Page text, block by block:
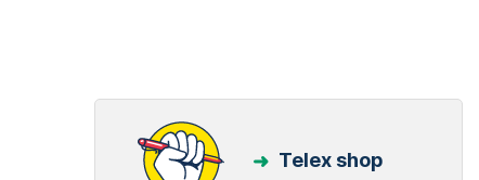
Telex shop